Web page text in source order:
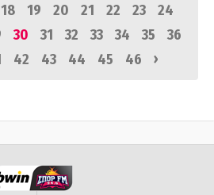
18 19 20 21 22 23
24
30 31 32 33 34 35
36
42 43 44 45 46 ›